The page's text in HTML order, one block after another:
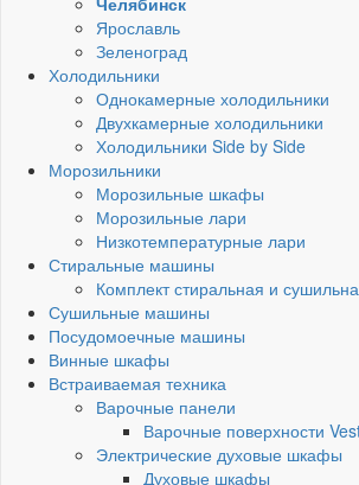
Ярославль
Зеленоград
Холодильники
Однокамерные холодильники
Двухкамерные холодильники
Холодильники Side by Side
Морозильники
Морозильные шкафы
Морозильные лари
Низкотемпературные лари
Стиральные машины
Комплект стиральная и
Сушильные машины
Посудомоечные машины
Винные шкафы
Встраиваемая техника
Варочные панели
Варочные поверхности
Электрические духовые шкафы
Духовые шкафы